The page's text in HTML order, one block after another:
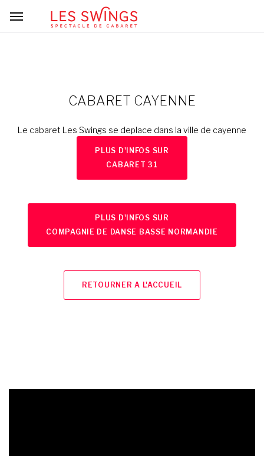
CABARET CAYENNE
Le cabaret Les Swings se deplace dans la ville de cayenne
PLUS D'INFOS SUR
CABARET 31
PLUS D'INFOS SUR
COMPAGNIE DE DANSE BASSE NORMANDIE
RETOURNER A L'ACCUEIL